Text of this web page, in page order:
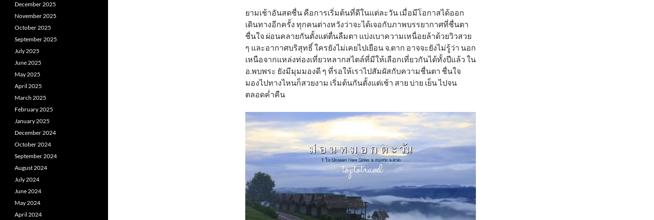
ยามเช้าอันสดชื่น คือการเริ่มต้นที่ดีในแต่ละวัน เมื่อมีโอกาสได้ออก
เดินทางอีกครั้ง ทุกคนต่างหวังว่าจะได้เจอกับภาพบรรยากาศที่ชื่นตา
ชื่นใจ ผ่อนคลายกันตั้งแต่ตื่นลืมตา แบ่งเบาความเหนื่อยล้าด้วยวิวสวย
ๆ และอากาศบริสุทธิ์ ใครยังไม่เคยไปเยือน จ.ตาก อาจจะยังไม่รู้ว่า นอก
เหนือจากแหล่งท่องเที่ยวหลากสไตล์ที่มีให้เลือกเที่ยวกันได้ทั้งปีแล้ว ใน
อ.พบพระ ยังมีมุมมองดี ๆ ที่รอให้เราไปสัมผัสกับความชื่นตา ชื่นใจ
มองไปทางไหนก็สวยงาม เริ่มต้นกันตั้งแต่เช้า สาย บ่าย เย็น ไปจน
ตลอดค่ำคืน
December 2025
November 2025
October 2025
September 2025
July 2025
June 2025
May 2025
April 2025
March 2025
February 2025
January 2025
December 2024
October 2024
September 2024
August 2024
July 2024
June 2024
May 2024
April 2024